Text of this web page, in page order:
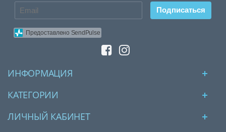
Подписаться
Предоставлено SendPulse
ИНФОРМАЦИЯ
КАТЕГОРИИ
ЛИЧНЫЙ КАБИНЕТ